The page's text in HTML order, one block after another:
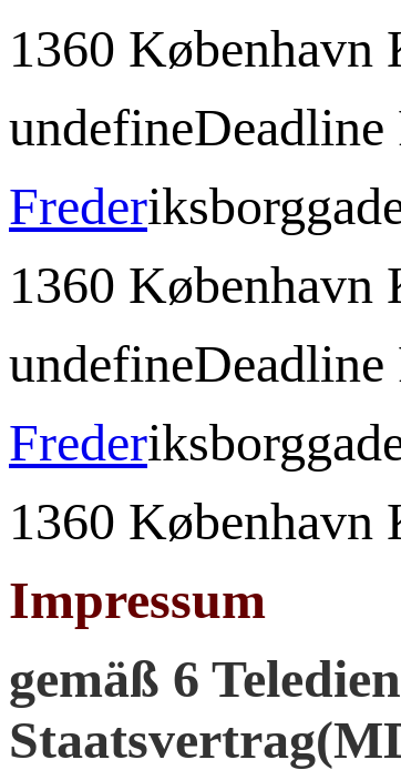
1360 København
undefineDeadline
Freder
1360 København
undefineDeadline
Freder
1360 København
Impressum
gemäß 6